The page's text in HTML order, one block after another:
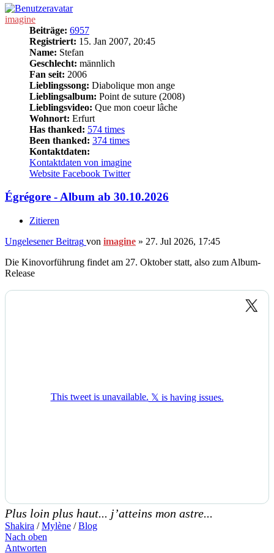
imagine
Beiträge: 6957
Registriert: 15. Jan 2007, 20:45
Name: Stefan
Geschlecht: männlich
Fan seit: 2006
Lieblingssong: Diabolique mon ange
Lieblingsalbum: Point de suture (2008)
Lieblingsvideo: Que mon coeur lâche
Wohnort: Erfurt
Has thanked: 574 times
Been thanked: 374 times
Kontaktdaten:
Kontaktdaten von imagine
Website Facebook Twitter
Égrégore - Album ab 30.10.2026
Zitieren
Ungelesener Beitrag von imagine » 27. Jul 2026, 17:45
Die Kinovorführung findet am 27. Oktober statt, also zum Album-
Release
Plus loin plus haut... j’atteins mon astre...
Shakira /Mylène /Blog
Nach oben
Antworten